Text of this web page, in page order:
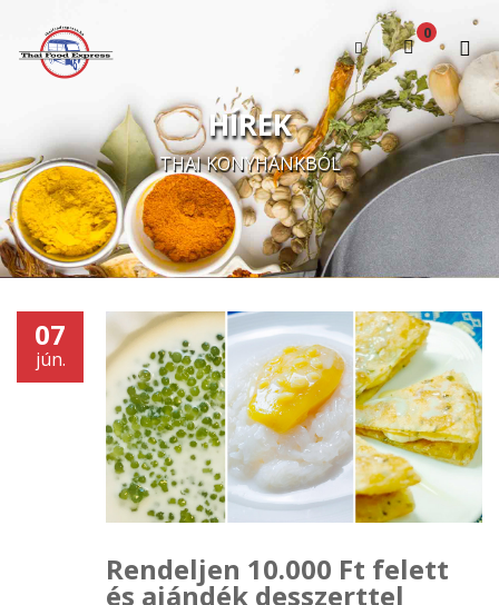
0
A kosár üres
HÍREK
THAI KONYHÁNKBÓL
07
jún.
Rendeljen 10.000 Ft felett
és ajándék desszerttel